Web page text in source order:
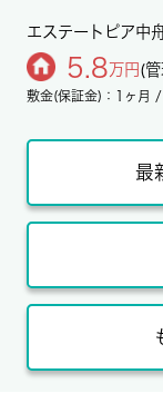
エステートピア中
5.8 万円 (
敷金(保証金)：1ヶ月
最